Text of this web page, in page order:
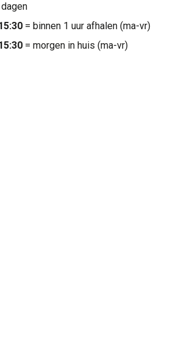
= binnen 1 uur afhalen (ma-vr)
= morgen in huis (ma-vr)